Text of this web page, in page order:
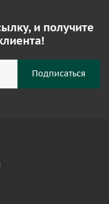
и получите